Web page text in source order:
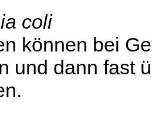
coli
können bei
und dann fast